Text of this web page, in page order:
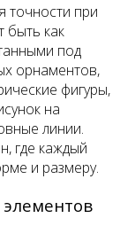
точности при
быть как
под
орнаментов,
фигуры,
на
линии.
где каждый
и размеру.